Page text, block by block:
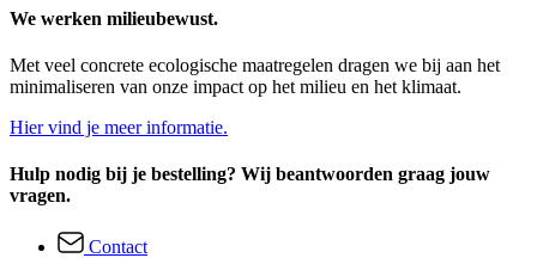
We werken milieubewust.
Met veel concrete ecologische maatregelen dragen we bij aan het
minimaliseren van onze impact op het milieu en het klimaat.
Hier vind je meer informatie.
Hulp nodig bij je bestelling? Wij beantwoorden graag jouw
vragen.
Contact